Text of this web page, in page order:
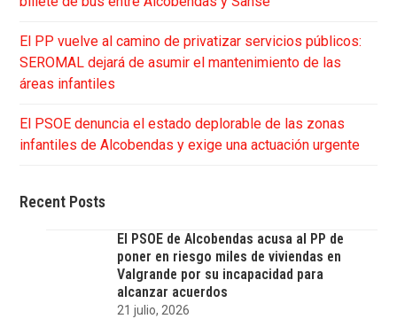
El PP vuelve al camino de privatizar servicios públicos:
SEROMAL dejará de asumir el mantenimiento de las
áreas infantiles
El PSOE denuncia el estado deplorable de las zonas
infantiles de Alcobendas y exige una actuación urgente
Recent Posts
El PSOE de Alcobendas acusa al PP de
poner en riesgo miles de viviendas en
Valgrande por su incapacidad para
alcanzar acuerdos
21 julio, 2026